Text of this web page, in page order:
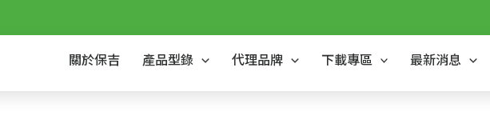
關於保吉 產品型錄 代理品牌 下載專區 最新消息